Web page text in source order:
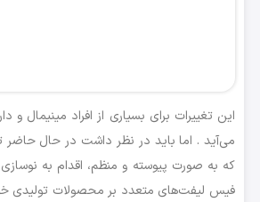
این تغییرات برای بسیاری از افراد مینیمال و
می‌آید . اما باید در نظر داشت در حال حاضر
که به صورت پیوسته و منظم، اقدام به
فیس لیفت‌های متعدد بر محصولات تولیدی